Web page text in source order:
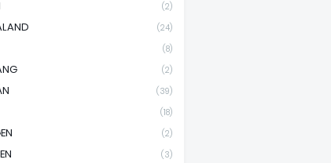
(2)
(24)
(8)
(2)
(39)
(18)
(2)
(3)